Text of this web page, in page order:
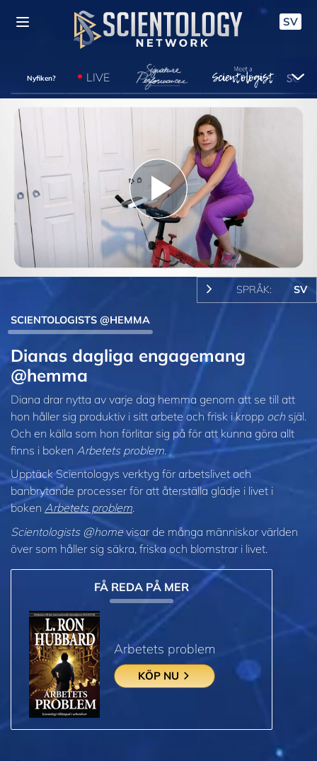
SV
Nyfiken? LIVE
Play
Video
SPRÅK: SV
SCIENTOLOGISTS @HEMMA
Dianas dagliga engagemang
@hemma
Diana drar nytta av varje dag hemma genom att se till att
hon håller sig produktiv i sitt arbete och frisk i kropp ochsjäl.
Och en källa som hon förlitar sig på för att kunna göra allt
finns i boken Arbetets problem.
Upptäck Scientologys verktyg för arbetslivet och
banbrytande processer för att återställa glädje i livet i
boken Arbetets problem.
Scientologists @homevisar de många människor världen
över som håller sig säkra, friska och blomstrar i livet.
FÅ REDA PÅ MER
Arbetets problem
KÖP NU